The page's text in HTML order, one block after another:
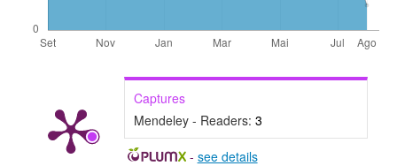
Captures
Mendeley - Readers: 3
- see details